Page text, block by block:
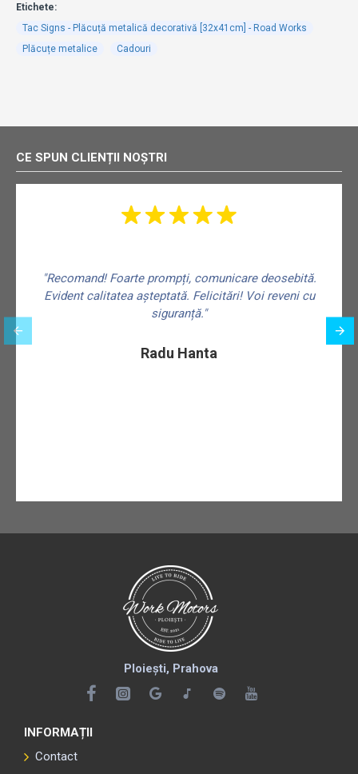
Etichete:
Tac Signs - Plăcuță metalică decorativă [32x41cm] - Road Works
Plăcuțe metalice
Cadouri
CE SPUN CLIENȚII NOȘTRI
"Recomand! Foarte prompți, comunicare deosebită.
Evident calitatea așteptată. Felicitări! Voi reveni cu
siguranță."
Radu Hanta
Ploiești, Prahova
INFORMAȚII
Contact